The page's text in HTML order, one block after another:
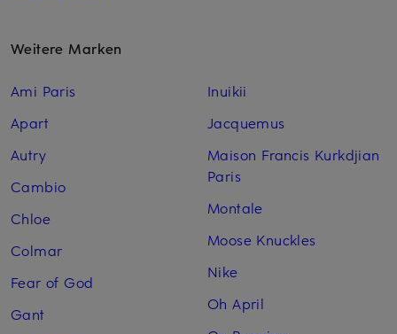
Weitere Marken
Ami Paris
Apart
Autry
Cambio
Chloe
Colmar
Fear of God
Gant
Inuikii
Jacquemus
Maison Francis Kurkdjian
Paris
Montale
Moose Knuckles
Nike
Oh April